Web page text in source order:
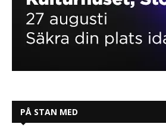
PÅ STAN MED